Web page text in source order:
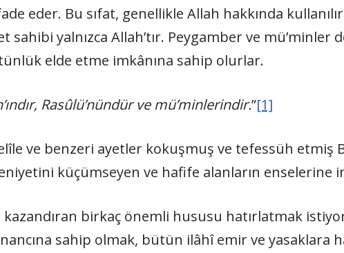
eder. Bu sıfat, genellikle Allah hakkında
sahibi yalnızca Allah’tır. Peygamber ve mü’minler
elde etme imkânına sahip olurlar.
Rasûlü’nündür ve mü’minlerindir.”[1]
ve benzeri ayetler kokuşmuş ve tefessüh etmiş
küçümseyen ve hafife alanların enselerine
kazandıran birkaç önemli hususu hatırlatmak
sahip olmak, bütün ilâhî emir ve yasaklara